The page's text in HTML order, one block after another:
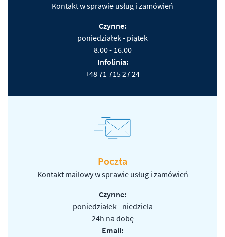
Kontakt w sprawie usług i zamówień
Czynne:
poniedziałek - piątek
8.00 - 16.00
Infolinia:
+48 71 715 27 24
Poczta
Kontakt mailowy w sprawie usług i zamówień
Czynne:
poniedziałek - niedziela
24h na dobę
Email: